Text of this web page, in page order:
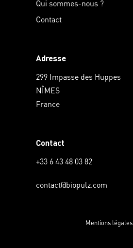
Qui sommes-nous ?
Contact
Adresse
299 Impasse des Huppes
NÎMES
France
Contact
+33 6 43 48 03 82
contact@biopulz.com
Mentions légales